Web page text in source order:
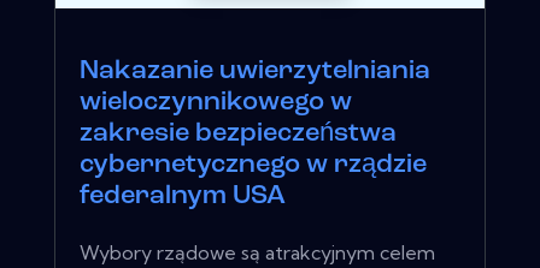
Nakazanie uwierzytelniania
wieloczynnikowego w
zakresie bezpieczeństwa
cybernetycznego w rządzie
federalnym USA
Wybory rządowe są atrakcyjnym celem